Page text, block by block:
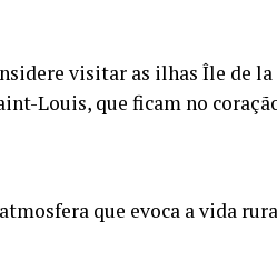
visitar as ilhas Île de
Louis, que ficam no
que evoca a vida